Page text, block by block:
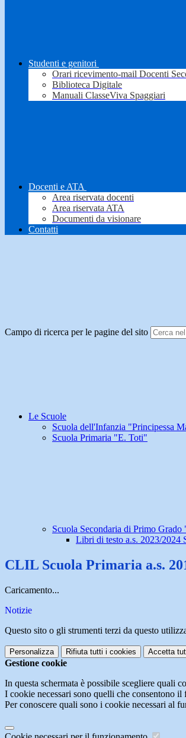
Studenti e genitori
Orari ricevimento-mail Docenti
Biblioteca Digitale
Manuali ClasseViva Spaggiari
Docenti e ATA
Area riservata docenti
Area riservata ATA
Documenti da visionare
Contatti
Campo di ricerca per le pagine del sito
Le Scuole
Scuola dell'Infanzia "Principessa
Scuola Primaria "E. Toti"
Scuola Secondaria di Primo
Libri di testo a.s. 2023/2024
CLIL Scuola Primaria a.s.
Caricamento...
Notizie
Questo sito o gli strumenti terzi da questo
Personalizza Rifiuta tutti i cookies Accetta
Gestione cookie
In questa schermata è possibile scegliere quali
I cookie necessari sono quelli che consentono
Per conoscere quali sono i cookie necessari al